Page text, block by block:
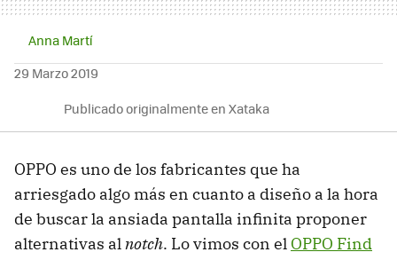
Anna Martí
29 Marzo 2019
Publicado originalmente en Xataka
OPPO es uno de los fabricantes que ha
arriesgado algo más en cuanto a diseño a la hora
de buscar la ansiada pantalla infinita proponer
alternativas alnotch. Lo vimos con el OPPO Find